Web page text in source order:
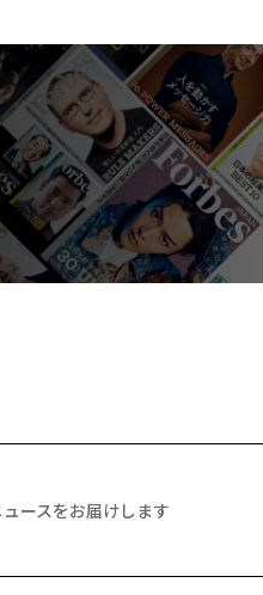
ースをお届けします